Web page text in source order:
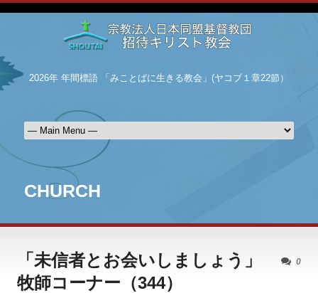
2026年 年間標語 「みことばに生きる教会」(ヤコブ１章22節）
CHURCH
0
「未信者とお会いしましょう」
牧師コーナー（344）